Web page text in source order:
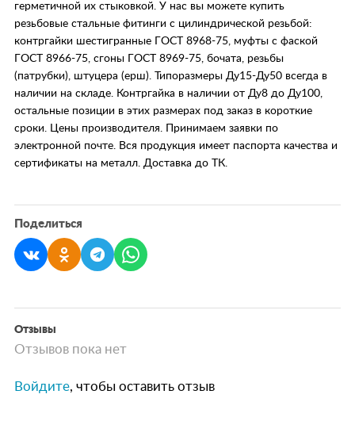
герметичной их стыковкой. У нас вы можете купить
резьбовые стальные фитинги с цилиндрической резьбой:
контргайки шестигранные ГОСТ 8968-75, муфты с фаской
ГОСТ 8966-75, сгоны ГОСТ 8969-75, бочата, резьбы
(патрубки), штуцера (ерш). Типоразмеры Ду15-Ду50 всегда в
наличии на складе. Контргайка в наличии от Ду8 до Ду100,
остальные позиции в этих размерах под заказ в короткие
сроки. Цены производителя. Принимаем заявки по
электронной почте. Вся продукция имеет паспорта качества и
сертификаты на металл. Доставка до ТК.
Поделиться
Отзывы
Отзывов пока нет
Войдите, чтобы оставить отзыв